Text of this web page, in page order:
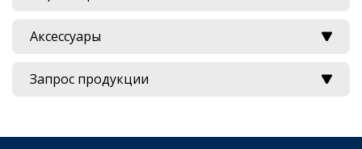
Аксессуары
Запрос продукции